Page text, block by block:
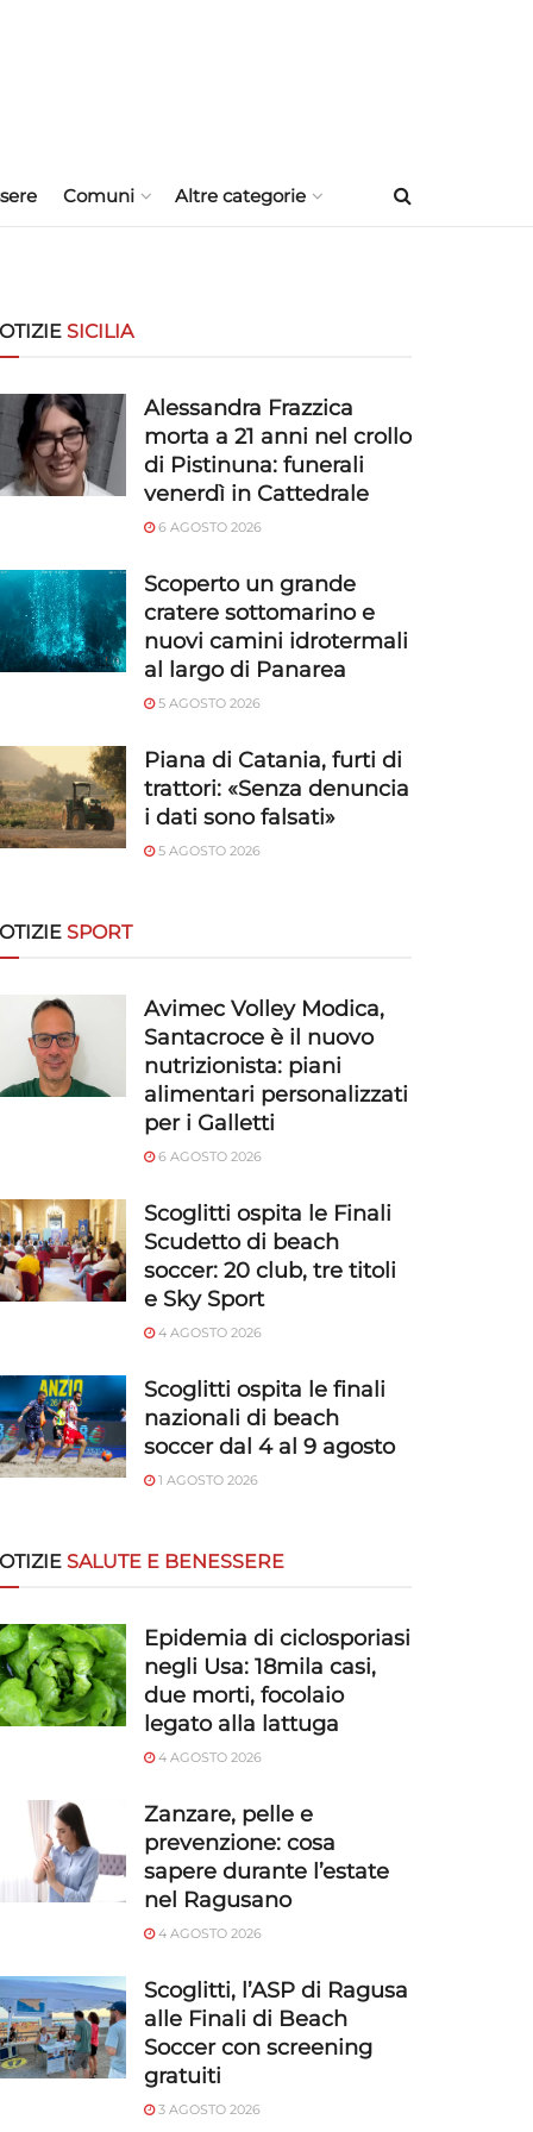
Comuni Altre categorie
SICILIA
Alessandra Frazzica
morta a 21 anni nel crollo
di Pistinuna: funerali
venerdì in Cattedrale
6 AGOSTO 2026
Scoperto un grande
cratere sottomarino e
nuovi camini idrotermali
al largo di Panarea
5 AGOSTO 2026
Piana di Catania, furti di
trattori: «Senza denuncia
i dati sono falsati»
5 AGOSTO 2026
SPORT
Avimec Volley Modica,
Santacroce è il nuovo
nutrizionista: piani
alimentari personalizzati
per i Galletti
6 AGOSTO 2026
Scoglitti ospita le Finali
Scudetto di beach
soccer: 20 club, tre titoli
e Sky Sport
4 AGOSTO 2026
Scoglitti ospita le finali
nazionali di beach
soccer dal 4 al 9 agosto
1 AGOSTO 2026
SALUTE E BENESSERE
Epidemia di ciclosporiasi
negli Usa: 18mila casi,
due morti, focolaio
legato alla lattuga
4 AGOSTO 2026
Zanzare, pelle e
prevenzione: cosa
sapere durante l’estate
nel Ragusano
4 AGOSTO 2026
Scoglitti, l’ASP di Ragusa
alle Finali di Beach
Soccer con screening
gratuiti
3 AGOSTO 2026